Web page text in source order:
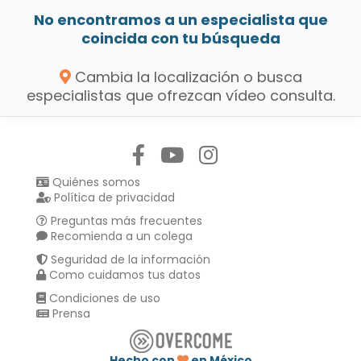
No encontramos a un especialista que
coincida con tu búsqueda
Cambia la localización o busca
especialistas que ofrezcan vídeo consulta.
Quiénes somos
Política de privacidad
Preguntas más frecuentes
Recomienda a un colega
Seguridad de la información
Como cuidamos tus datos
Condiciones de uso
Prensa